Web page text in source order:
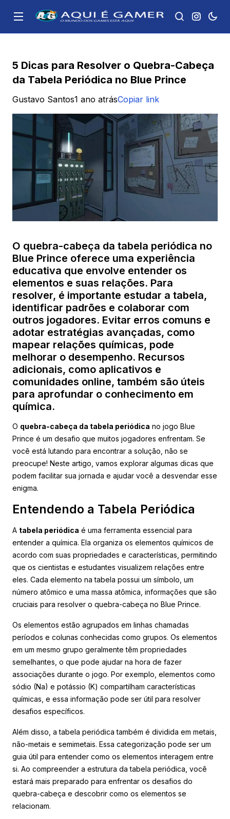
5 Dicas para Resolver o Quebra-Cabeça
da Tabela Periódica no Blue Prince
Gustavo Santos1 ano atrásCopiar link
O quebra-cabeça da tabela periódica no
Blue Prince oferece uma experiência
educativa que envolve entender os
elementos e suas relações. Para
resolver, é importante estudar a tabela,
identificar padrões e colaborar com
outros jogadores. Evitar erros comuns e
adotar estratégias avançadas, como
mapear relações químicas, pode
melhorar o desempenho. Recursos
adicionais, como aplicativos e
comunidades online, também são úteis
para aprofundar o conhecimento em
química.
O quebra-cabeça da tabela periódica no jogo Blue
Prince é um desafio que muitos jogadores enfrentam. Se
você está lutando para encontrar a solução, não se
preocupe! Neste artigo, vamos explorar algumas dicas que
podem facilitar sua jornada e ajudar você a desvendar esse
enigma.
Entendendo a Tabela Periódica
A tabela periódica é uma ferramenta essencial para
entender a química. Ela organiza os elementos químicos de
acordo com suas propriedades e características, permitindo
que os cientistas e estudantes visualizem relações entre
eles. Cada elemento na tabela possui um símbolo, um
número atômico e uma massa atômica, informações que são
cruciais para resolver o quebra-cabeça no Blue Prince.
Os elementos estão agrupados em linhas chamadas
períodos e colunas conhecidas como grupos. Os elementos
em um mesmo grupo geralmente têm propriedades
semelhantes, o que pode ajudar na hora de fazer
associações durante o jogo. Por exemplo, elementos como
sódio (Na) e potássio (K) compartilham características
químicas, e essa informação pode ser útil para resolver
desafios específicos.
Além disso, a tabela periódica também é dividida em metais,
não-metais e semimetais. Essa categorização pode ser um
guia útil para entender como os elementos interagem entre
si. Ao compreender a estrutura da tabela periódica, você
estará mais preparado para enfrentar os desafios do
quebra-cabeça e descobrir como os elementos se
relacionam.